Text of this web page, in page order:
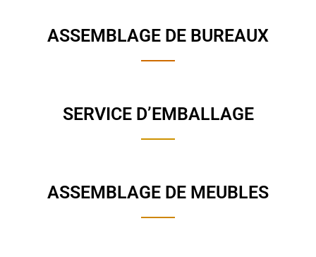
ASSEMBLAGE DE BUREAUX
SERVICE D’EMBALLAGE
ASSEMBLAGE DE MEUBLES